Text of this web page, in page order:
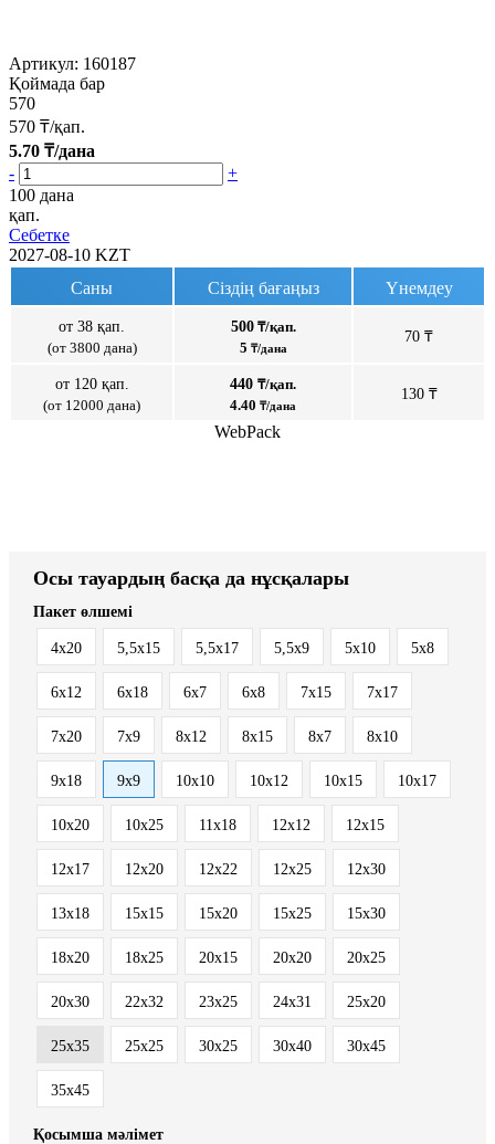
Артикул: 160187
Қоймада бар
570
570 ₸/қап.
5.70 ₸/дана
-
+
100 дана
қап.
Себетке
2027-08-10 KZT
Саны
Сіздің бағаңыз Үнемдеу
от 38 қап.
(от 3800 дана)
500₸/қап.
5 ₸/дана
70 ₸
от 120 қап.
(от 12000 дана)
440 ₸/қап.
4.40 ₸/дана
130 ₸
WebPack
Осы тауардың басқа да нұсқалары
Пакет өлшемі
4x20 5,5x15 5,5x17 5,5x9 5x10 5x8
6x12 6x18 6x7 6x8 7x15 7x17
7x20 7x9 8x12 8x15 8x7 8х10
9x18 9x9 10x10 10x12 10x15 10x17
10x20 10x25 11x18 12x12 12x15
12x17 12x20 12x22 12x25 12x30
13x18 15x15 15x20 15x25 15x30
18x20 18x25 20x15 20x20 20x25
20x30 22x32 23x25 24x31 25x20
25x35 25х25 30x25 30x40 30x45
35x45
Қосымша мәлімет